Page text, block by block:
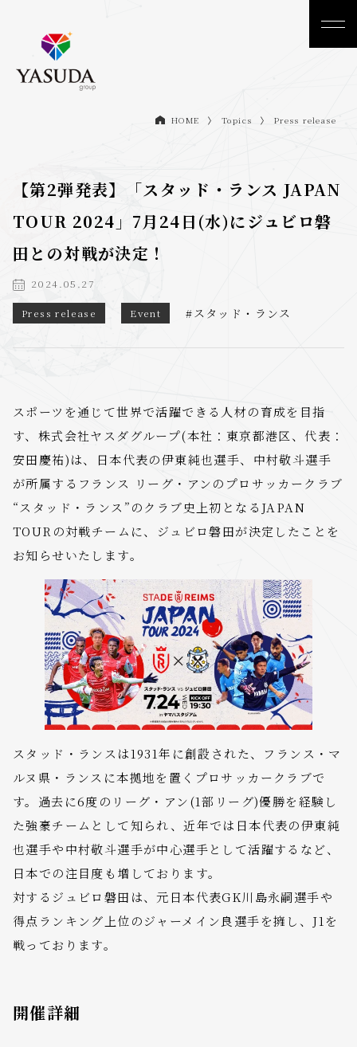
HOME Topics Press release
【第2弾発表】「スタッド・ランス JAPAN
TOUR 2024」7月24日(水)にジュビロ磐
田との対戦が決定！
2024.05.27
Press release Event #スタッド・ランス
スポーツを通じて世界で活躍できる人材の育成を目指
す、株式会社ヤスダグループ(本社：東京都港区、代表：
安田慶祐)は、日本代表の伊東純也選手、中村敬斗選手
が所属するフランス リーグ・アンのプロサッカークラブ
“スタッド・ランス”のクラブ史上初となるJAPAN
TOURの対戦チームに、ジュビロ磐田が決定したことを
お知らせいたします。
スタッド・ランスは1931年に創設された、フランス・マ
ルヌ県・ランスに本拠地を置くプロサッカークラブで
す。過去に6度のリーグ・アン(1部リーグ)優勝を経験し
た強豪チームとして知られ、近年では日本代表の伊東純
也選手や中村敬斗選手が中心選手として活躍するなど、
日本での注目度も増しております。
対するジュビロ磐田は、元日本代表GK川島永嗣選手や
得点ランキング上位のジャーメイン良選手を擁し、J1を
戦っております。
開催詳細